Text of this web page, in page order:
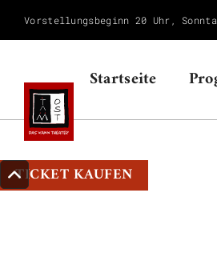
Vorstellungsbeginn 20 Uhr,
Startseite
TICKET KAUFEN